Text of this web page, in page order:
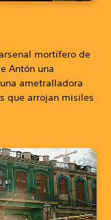
mortífero de
Antón una
ametralladora
que arrojan misiles